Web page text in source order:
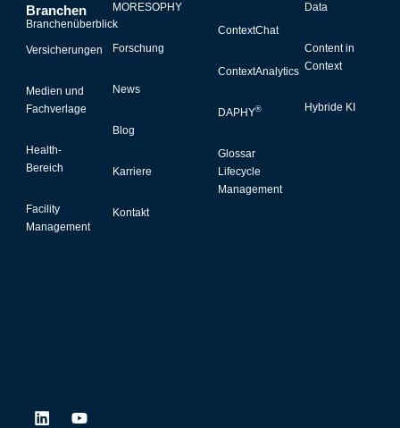
L
Y
Branchen
Branchenüberblick
Versicherungen
Medien und
Fachverlage
Health-
Bereich
Facility
Management
MORESOPHY
Forschung
News
Blog
Karriere
Kontakt
ContextChat
ContextAnalytics
DAPHY®
Glossar
Lifecycle
Management
Data
Content in
Context
Hybride KI